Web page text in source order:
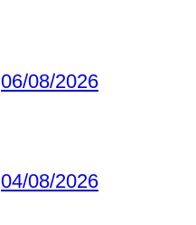
06/08/2026
04/08/2026